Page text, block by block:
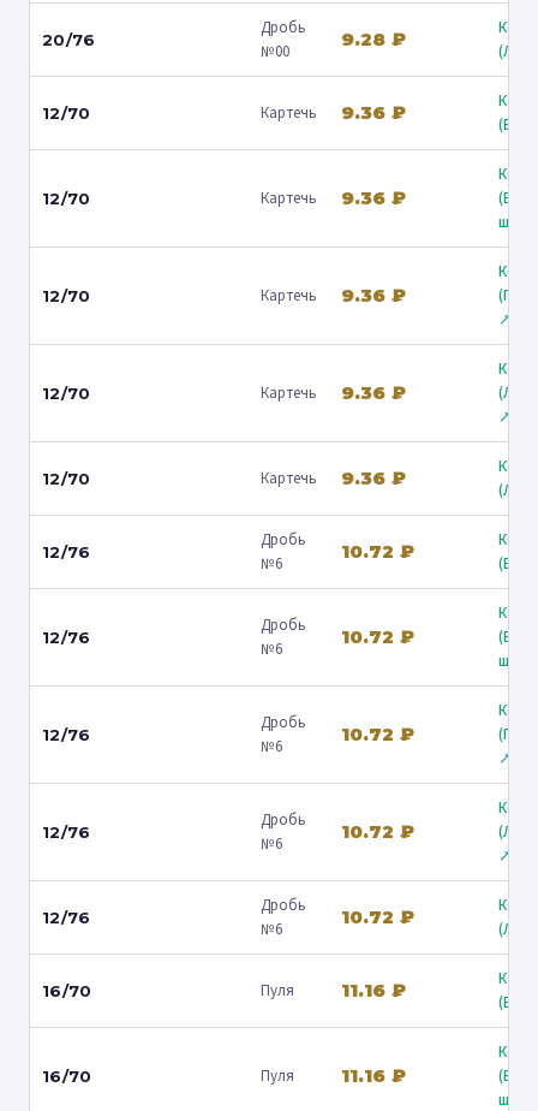
20/76
Дробь
№00
9.28 ₽
12/70 Картечь 9.36 ₽
12/70 Картечь 9.36 ₽
ш.) ↗
12/70 Картечь 9.36 ₽
↗
12/70 Картечь 9.36 ₽
↗
12/70 Картечь 9.36 ₽
12/76
Дробь
№6
10.72 ₽
12/76
Дробь
№6
10.72 ₽
ш.) ↗
12/76
Дробь
№6
10.72 ₽
↗
12/76
Дробь
№6
10.72 ₽
↗
12/76
Дробь
№6
10.72 ₽
16/70 Пуля 11.16 ₽
16/70 Пуля 11.16 ₽
ш.) ↗